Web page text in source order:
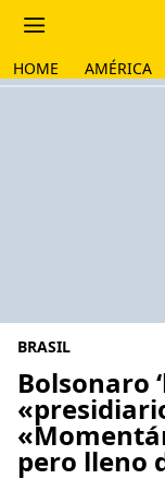
HOME AMÉRICA
BRASIL
Bolsonaro
pero lleno